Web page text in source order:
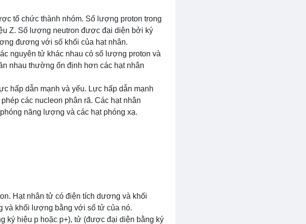
tổ chức thành nhóm. Số lượng proton trong
Z. Số lượng neutron được đại diện bởi ký
đương với số khối của hạt nhân.
nguyên tử khác nhau có số lượng proton và
nhau thường ổn định hơn các hạt nhân
hấp dẫn mạnh và yếu. Lực hấp dẫn mạnh
các nucleon phân rã. Các hạt nhân
năng lượng và các hạt phóng xạ.
Hạt nhân tử có điện tích dương và khối
và khối lượng bằng với số tử của nó.
ký hiệu p hoặc p+), tử (được đại diện bằng ký